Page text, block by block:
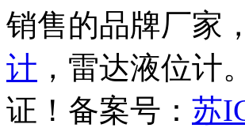
销售的品牌厂家
计 ，雷达液位计
证！备案号： 苏